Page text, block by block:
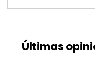
Últimas